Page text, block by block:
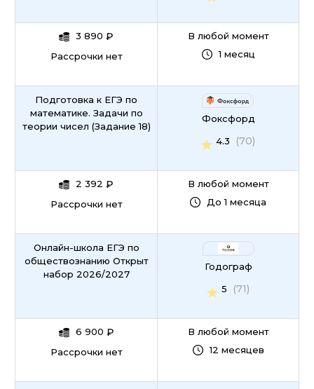
3 890 ₽
Рассрочки нет
В любой момент
1 месяц
Подготовка к ЕГЭ по
математике. Задачи по
теории чисел (Задание 18)
2 392 ₽
Рассрочки нет
Фоксфорд
4.3
(70)
В любой момент
До 1 месяца
Онлайн-школа ЕГЭ по
обществознанию Открыт
набор 2026/2027
6 900 ₽
Рассрочки нет
Годограф
5
(71)
В любой момент
12 месяцев